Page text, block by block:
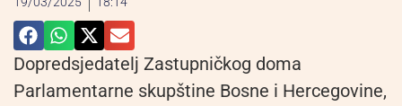
Dopredsjedatelj Zastupničkog doma
Parlamentarne skupštine Bosne i Hercegovine,